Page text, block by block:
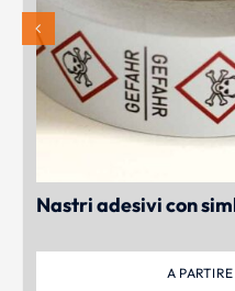
Nastri adesivi con
A